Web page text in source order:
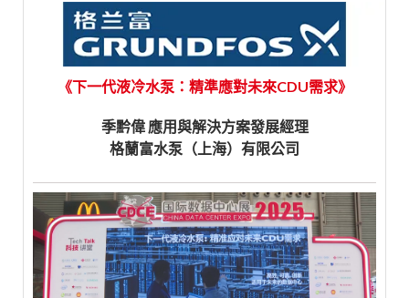
《下一代液冷水泵：精準應對未來CDU需求》
季黔偉 應用與解決方案發展經理
格蘭富水泵（上海）有限公司